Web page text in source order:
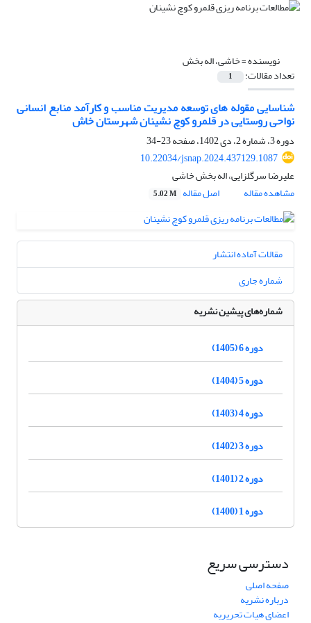
نویسنده =خاشی، اله بخش
تعداد مقالات: 1
شناسایی مقوله های توسعه مدیریت مناسب و کارآمد منابع انسانی
نواحی روستایی در قلمرو کوچ نشینان شهرستان خاش
دوره 3، شماره 2، دی 1402، صفحه
23-34
10.22034/jsnap.2024.437129.1087
علیرضا سرگلزایی، اله بخش خاشی
مشاهده مقاله
اصل مقاله 5.02 M
مقالات آماده انتشار
شماره جاری
شماره‌های پیشین نشریه
دوره 6 (1405)
دوره 5 (1404)
دوره 4 (1403)
دوره 3 (1402)
دوره 2 (1401)
دوره 1 (1400)
دسترسی سریع
صفحه اصلی
درباره نشریه
اعضای هیات تحریریه